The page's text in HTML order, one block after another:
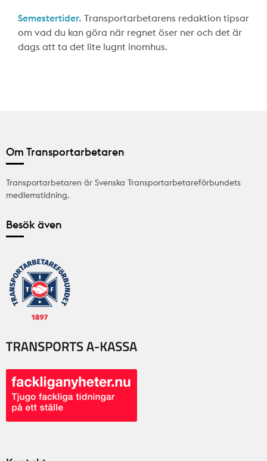
Semestertider. Transportarbetarens redaktion tipsar
om vad du kan göra när regnet öser ner och det är
dags att ta det lite lugnt inomhus.
Om Transportarbetaren
Transportarbetaren är Svenska Transportarbetareförbundets
medlemstidning.
Besök även